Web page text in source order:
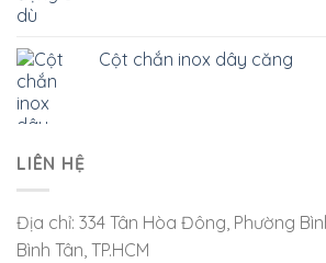
Cột chắn inox dây căng
LIÊN HỆ
Địa chỉ: 334 Tân Hòa Đông, Phường
Bình Tân, TP.HCM